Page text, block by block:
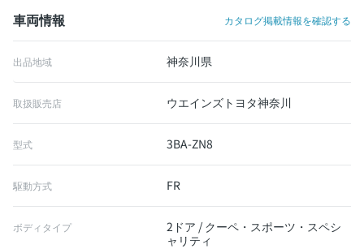
車両情報 カタログ掲載情報を確認する
出品地域 神奈川県
取扱販売店 ウエインズトヨタ神奈川
型式 3BA-ZN8
駆動方式 FR
ボディタイプ
2ドア / クーペ・スポーツ・スペシ
ャリティ